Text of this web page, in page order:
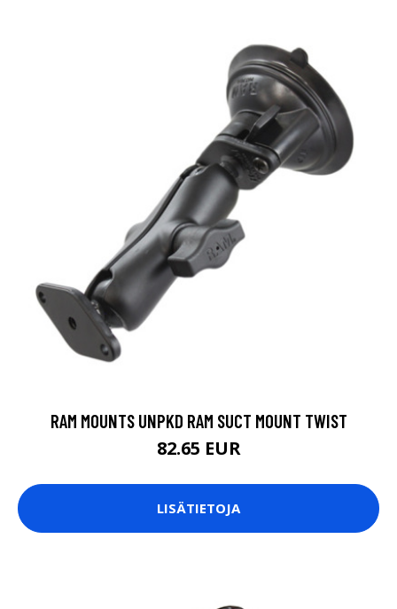
RAM MOUNTS UNPKD RAM SUCT MOUNT TWIST
82.65 EUR
LISÄTIETOJA